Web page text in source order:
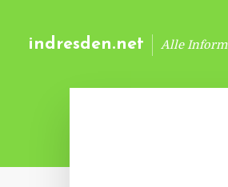
indresden.net Alle